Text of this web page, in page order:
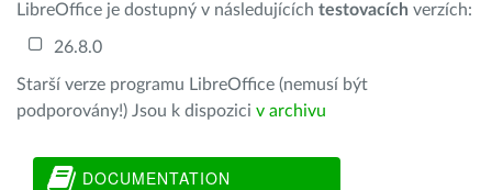
LibreOffice je dostupný v následujících testovacích verzích:
26.8.0
Starší verze programu LibreOffice (nemusí být
podporovány!) Jsou k dispozici v archivu
DOCUMENTATION